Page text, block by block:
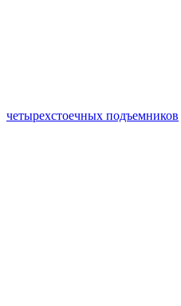
четырехстоечных подъемников